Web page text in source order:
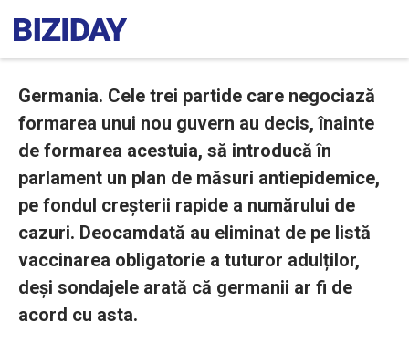
Germania. Cele trei partide care negociază
formarea unui nou guvern au decis, înainte
de formarea acestuia, să introducă în
parlament un plan de măsuri antiepidemice,
pe fondul creșterii rapide a numărului de
cazuri. Deocamdată au eliminat de pe listă
vaccinarea obligatorie a tuturor adulților,
deși sondajele arată că germanii ar fi de
acord cu asta.